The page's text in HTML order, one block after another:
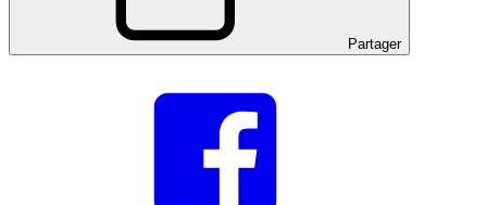
Partager